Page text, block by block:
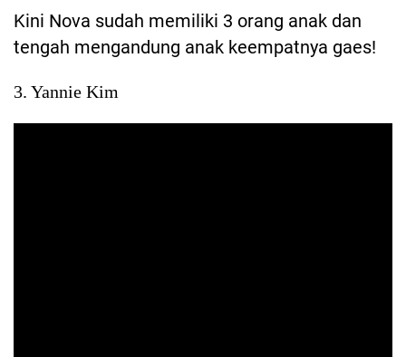
Kini Nova sudah memiliki 3 orang anak dan
tengah mengandung anak keempatnya gaes!
3. Yannie Kim